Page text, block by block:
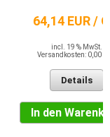
64,14 EUR /
incl. 19 % MwSt.
Versandkosten: 0,00
Details
In den